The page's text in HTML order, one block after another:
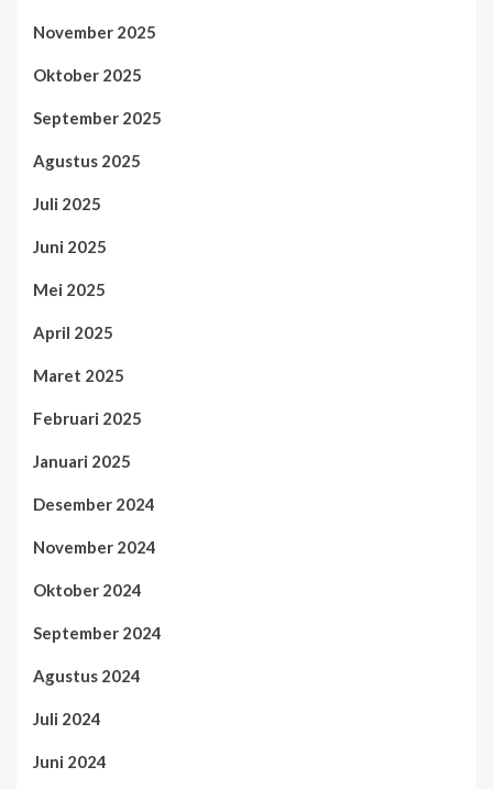
November 2025
Oktober 2025
September 2025
Agustus 2025
Juli 2025
Juni 2025
Mei 2025
April 2025
Maret 2025
Februari 2025
Januari 2025
Desember 2024
November 2024
Oktober 2024
September 2024
Agustus 2024
Juli 2024
Juni 2024